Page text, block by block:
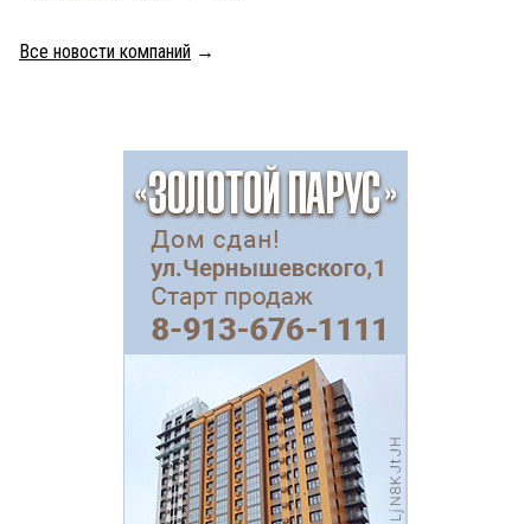
Все новости компаний →